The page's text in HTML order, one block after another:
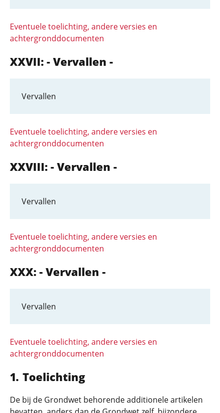
Eventuele toelichting, andere versies en
achtergronddocumenten
XXVII: - Vervallen -
Vervallen
Eventuele toelichting, andere versies en
achtergronddocumenten
XXVIII: - Vervallen -
Vervallen
Eventuele toelichting, andere versies en
achtergronddocumenten
XXX: - Vervallen -
Vervallen
Eventuele toelichting, andere versies en
achtergronddocumenten
Toelichting
De bij de Grondwet behorende additionele artikelen